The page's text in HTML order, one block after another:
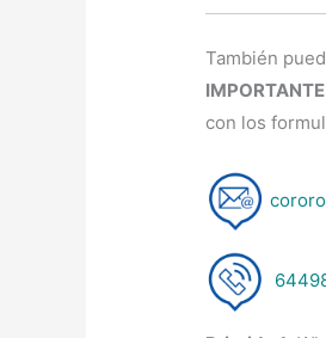
También
con los